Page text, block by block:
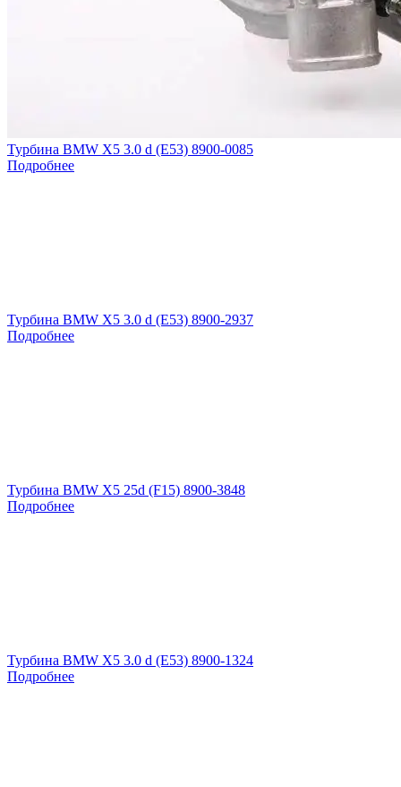
Турбина BMW X5 3.0 d (E53) 8900-0085
Подробнее
Турбина BMW X5 3.0 d (E53) 8900-2937
Подробнее
Турбина BMW X5 25d (F15) 8900-3848
Подробнее
Турбина BMW X5 3.0 d (E53) 8900-1324
Подробнее